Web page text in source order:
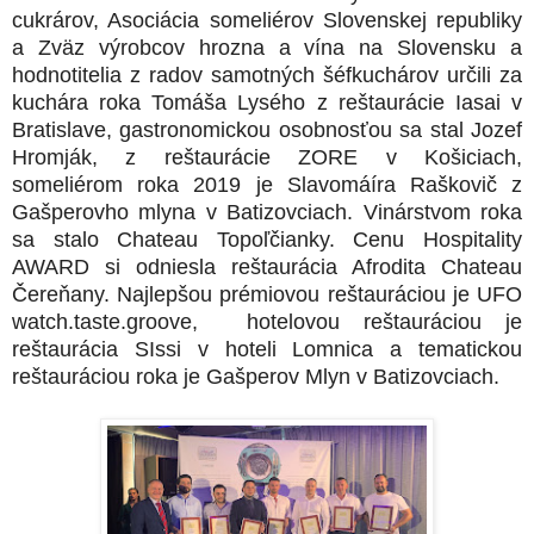
cukrárov, Asociácia someliérov Slovenskej republiky
a Zväz výrobcov hrozna a vína na Slovensku a
hodnotitelia z radov samotných šéfkuchárov určili za
kuchára roka Tomáša Lysého z reštaurácie Iasai v
Bratislave, gastronomickou osobnosťou sa stal Jozef
Hromják, z reštaurácie ZORE v Košiciach,
someliérom roka 2019 je Slavomáíra Raškovič z
Gašperovho mlyna v Batizovciach. Vinárstvom roka
sa stalo Chateau Topoľčianky. Cenu Hospitality
AWARD si odniesla reštaurácia Afrodita Chateau
Čereňany. Najlepšou prémiovou reštauráciou je UFO
watch.taste.groove, hotelovou reštauráciou je
reštaurácia SIssi v hoteli Lomnica a tematickou
reštauráciou roka je Gašperov Mlyn v Batizovciach.